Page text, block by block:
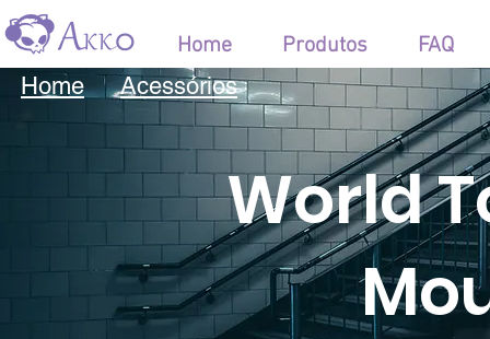
Home Produtos FAQ
World
Home Acessórios